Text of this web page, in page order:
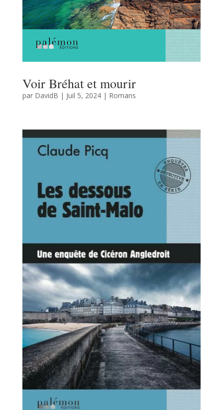
Voir Bréhat et mourir
par DavidB | Juil 5, 2024| Romans